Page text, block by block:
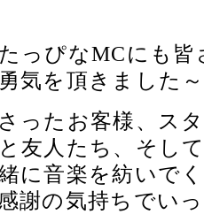
っぴなMCにも
気を頂きました
ったお客様、ス
友人たち、そし
に音楽を紡いで
謝の気持ちでい